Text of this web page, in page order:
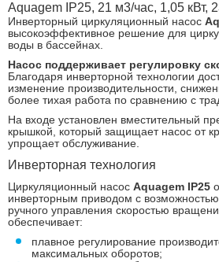
Aquagem IP25, 21 м3/час, 1,05 кВт,
Инверторный циркуляционный насос
высокоэффективное решение для
воды в бассейнах.
Насос поддерживает регулировку
Благодаря инверторной технологии
изменение производительности,
более тихая работа по сравнению с
На входе установлен вместительный
крышкой, который защищает насос от
упрощает обслуживание.
Инверторная технология
Циркуляционный насос Aquagem IP25
инверторным приводом с возможностью
ручного управления скоростью
обеспечивает:
плавное регулирование
максимальных оборотов;